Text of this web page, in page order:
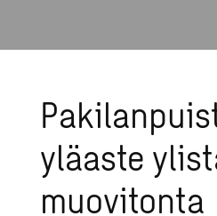
yläaste
muovitonta